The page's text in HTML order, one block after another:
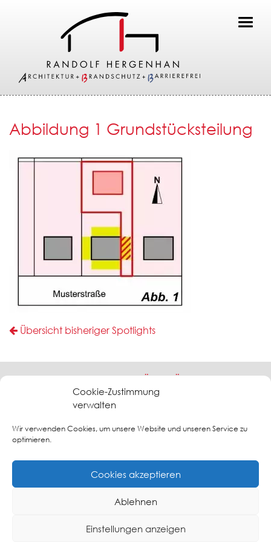
Cookie-Zustimmung
verwalten
Wir verwenden Cookies, um unsere Website und unseren Service zu
optimieren.
Cookies akzeptieren
Ablehnen
Einstellungen anzeigen
Abbildung 1 Grundstücksteilung
Übersicht bisheriger Spotlights
RANDOLF HERGENHAN - BÜRO FÜR ARCHITEKTUR
UND BRANDSCHUTZ
Barkauer Str. 56 - 58 - 24145 Kiel - Tel: 0431 - 2 00 58-
30 - www.brandschutz-kiel.de
DATENSCHUTZERKLÄRUNG COOKIE-RICHTLINIE